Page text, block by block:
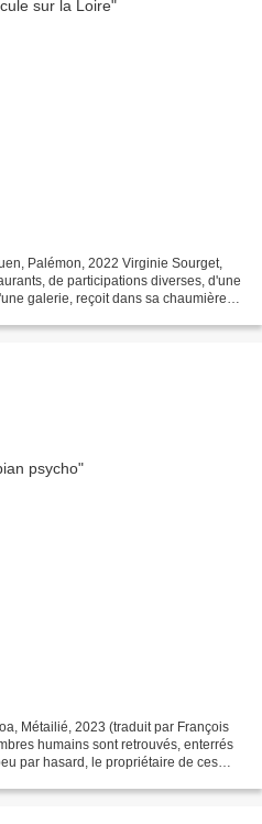
Palémon, 2022 Virginie Sourget,
de participations diverses, d'une
galerie, reçoit dans sa chaumière
Métailié, 2023 (traduit par François
humains sont retrouvés, enterrés
par hasard, le propriétaire de ces